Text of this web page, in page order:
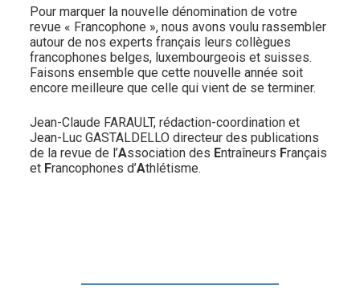
Pour marquer la nouvelle dénomination de votre
revue « Francophone », nous avons voulu rassembler
autour de nos experts français leurs collègues
francophones belges, luxembourgeois et suisses.
Faisons ensemble que cette nouvelle année soit
encore meilleure que celle qui vient de se terminer.
Jean-Claude FARAULT, rédaction-coordination et
Jean-Luc GASTALDELLO directeur des publications
de la revue de l’Association des Entraîneurs Français
et Francophones d’Athlétisme.